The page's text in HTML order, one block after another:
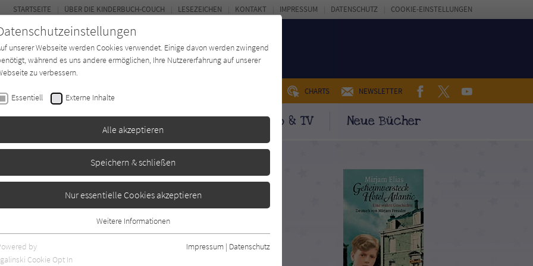
CHARTS NEWSLETTER FACEBOOKTWITTERYOUTUBE
Autor*in Verlage Magazin Kino & TV Neue Bücher
STARTSEITE ÜBER DIE KINDERBUCH-COUCH LESEZEICHEN KONTAKT IMPRESSUM DATENSCHUTZ COOKIE-EINSTELLUNGEN
Atlantic
unserer Webseite werden Cookies verwendet. Einige davon werden zwingend
während es uns andere ermöglichen, Ihre Nutzererfahrung auf unserer
zu verbessern.
Essentiell Externe Inhalte
Alle akzeptieren
Speichern & schließen
Nur essentielle Cookies akzeptieren
Essentielle Cookies werden für grundlegende Funktionen der Webseite
benötigt. Dadurch ist gewährleistet, dass die Webseite einwandfrei
Weitere Informationen
by
Cookie Opt In
Impressum | Datenschutz